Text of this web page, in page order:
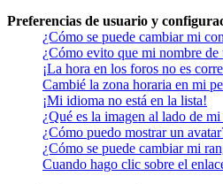
Preferencias de usuario y
¿Cómo se puede cambiar mi
¿Cómo evito que mi nombre de
¡La hora en los foros no es
Cambié la zona horaria en mi
¡Mi idioma no está en la lista!
¿Qué es la imagen al lado de
¿Cómo puedo mostrar un
¿Cómo se puede cambiar mi
Cuando hago clic sobre el